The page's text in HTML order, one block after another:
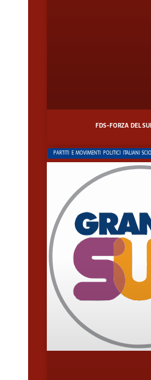
FDS-FORZA DEL
PARTITI E MOVIMENTI POLITICI ITALIANI